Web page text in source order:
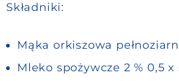
Składniki:
Mąka orkiszowa
Mleko spożywcze 2 % 0,5 x